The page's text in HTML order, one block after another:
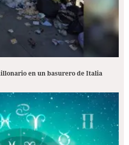
en un basurero de Italia